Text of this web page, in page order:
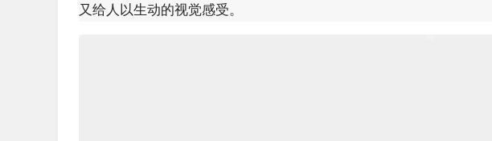
又给人以生动的视觉感受。